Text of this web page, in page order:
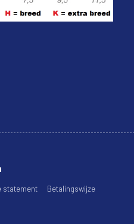
statement Betalingswijze